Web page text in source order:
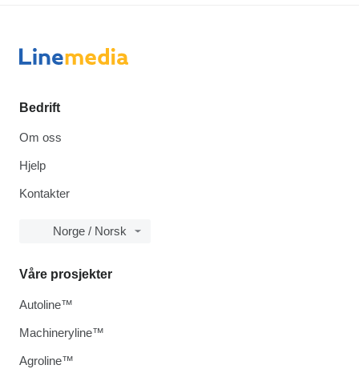
Bedrift
Om oss
Hjelp
Kontakter
Norge / Norsk
Våre prosjekter
Autoline™
Machineryline™
Agroline™